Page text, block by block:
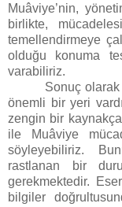
Muâviye’nin,
birlikte,
temellendirmeye
olduğu konuma
varabiliriz.
Sonuç
önemli bir yeri
zengin bir
ile Muâviye
söyleyebiliriz.
rastlanan bir
gerekmektedir.
bilgiler